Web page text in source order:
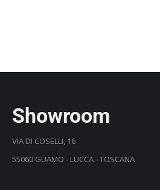
Showroom
VIA DI COSELLI, 16
55060 GUAMO - LUCCA - TOSCANA